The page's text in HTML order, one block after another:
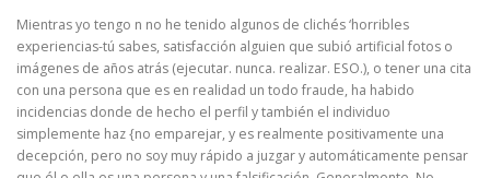
Mientras yo tengo n no he tenido algunos de clichés ‘horribles
experiencias-tú sabes, satisfacción alguien que subió artificial fotos o
imágenes de años atrás (ejecutar. nunca. realizar. ESO.), o tener una cita
con una persona que es en realidad un todo fraude, ha habido
incidencias donde de hecho el perfil y también el individuo
simplemente haz {no emparejar, y es realmente positivamente una
decepción, pero no soy muy rápido a juzgar y automáticamente pensar